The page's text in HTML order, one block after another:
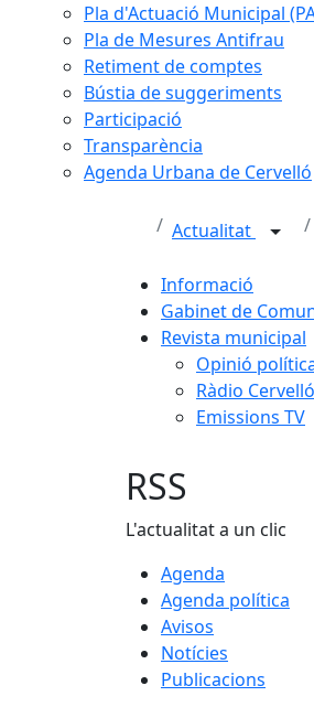
Pla d'Actuació Municipal
Pla de Mesures Antifrau
Retiment de comptes
Bústia de suggeriments
Participació
Transparència
Agenda Urbana de Cervelló
Actualitat
Informació
Gabinet de
Revista municipal
Opinió
Ràdio Cervelló
Emissions TV
RSS
L'actualitat a un clic
Agenda
Agenda política
Avisos
Notícies
Publicacions